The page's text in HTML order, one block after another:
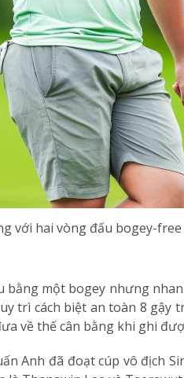
với hai vòng đấu bogey-
một bogey nhưng
trì cách biệt an toàn 8
về thế cân bằng khi ghi
Anh đã đoạt cúp vô địch